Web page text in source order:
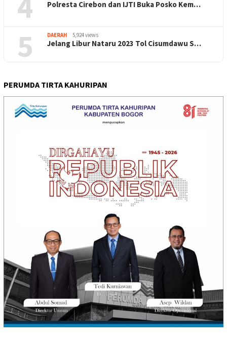
Polresta Cirebon dan IJTI Buka Posko Kem…
5 DAERAH 5,924 views
Jelang Libur Nataru 2023 Tol Cisumdawu S…
PERUMDA TIRTA KAHURIPAN